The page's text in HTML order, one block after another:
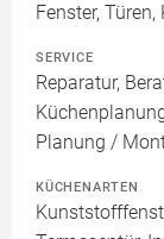
Fenster,
SERVICE
Reparatur,
Planung /
KÜCHENARTEN